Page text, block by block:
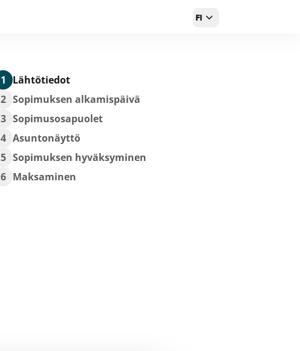
FI
1
Lähtötiedot
2 Sopimuksen alkamispäivä
3 Sopimusosapuolet
4 Asuntonäyttö
5 Sopimuksen hyväksyminen
6 Maksaminen